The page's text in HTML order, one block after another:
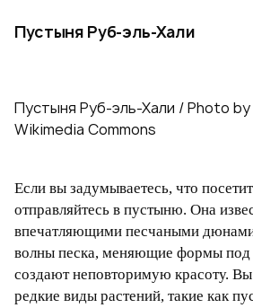
Пустыня Руб-эль-Хали
Пустыня Руб-эль-Хали / Photo
Wikimedia Commons
Если вы задумываетесь, что
отправляйтесь в пустыню. Она
впечатляющими песчаными
волны песка, меняющие формы под
создают неповторимую красоту.
редкие виды растений, такие как